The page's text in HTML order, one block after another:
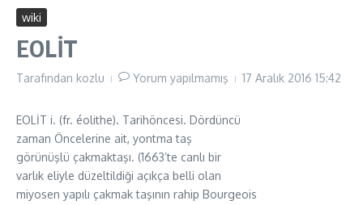
wiki
EOLİT
Tarafından kozlu Yorum yapılmamış 17 Aralık 2016 15:42
EOLİT i. (fr. éolithe). Tarihöncesi. Dördüncü
zaman Öncelerine ait, yontma taş
görünüşlü çakmaktaşı. (1663’te canlı bir
varlık eliyle düzeltildiği açıkça belli olan
miyosen yapılı çakmak taşının rahip Bourgeois